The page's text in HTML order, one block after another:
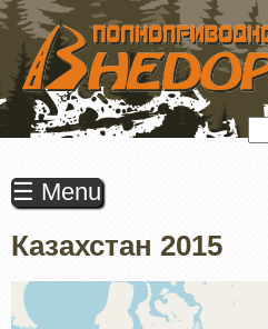
ПЕРЕЙТИ
ОСНОВНОМУ
СОДЕРЖАНИЮ
☰ Menu
Казахстан 2015